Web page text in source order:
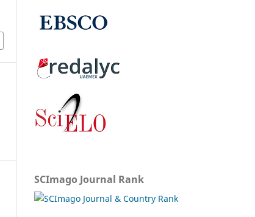
SCImago Journal Rank